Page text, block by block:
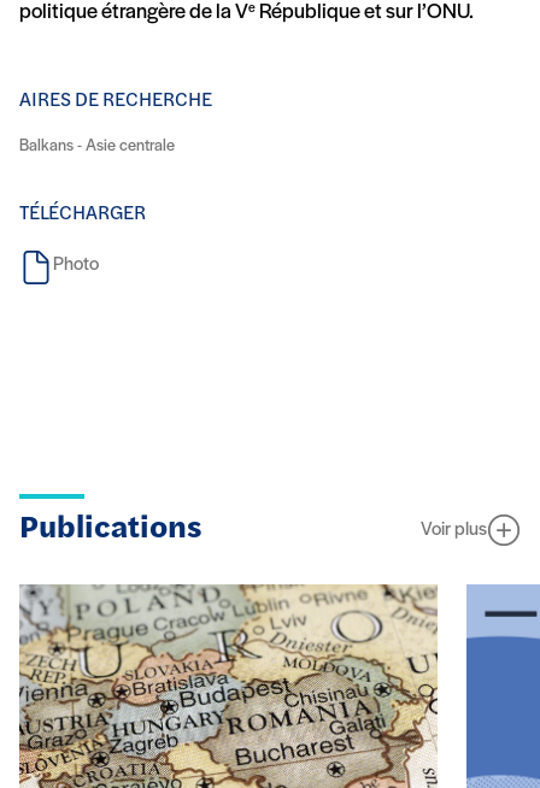
politique étrangère de la Ve République et sur l’ONU.
AIRES DE RECHERCHE
Balkans - Asie centrale
TÉLÉCHARGER
Photo
Publications Voir plus